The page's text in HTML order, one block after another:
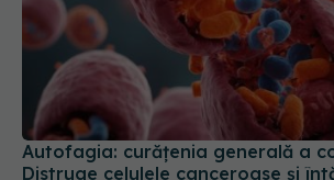
Autofagia: curățenia generală a
Distruge celulele canceroase și
imunitar. Cât timp durează
15 ian 2025, 09:06